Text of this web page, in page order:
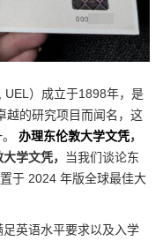
UEL）成立于1898年，是
越的研究项目而闻名，这
办理东伦敦大学文凭，
学文凭，
当我们谈论东
于 2024 年版全球最佳大
英语水平要求以及入学